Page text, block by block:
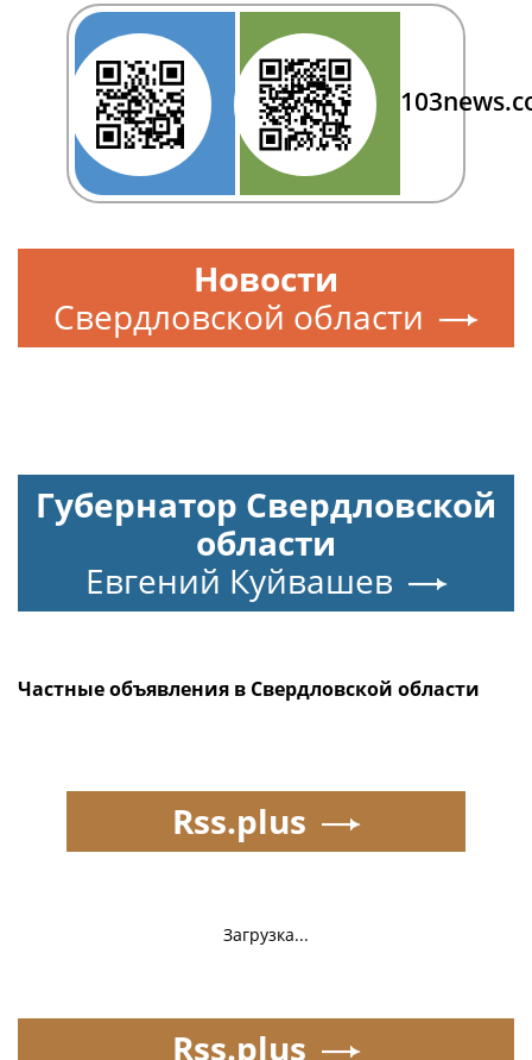
Новости
Свердловской области
Губернатор Свердловской
области
Евгений Куйвашев
Частные объявления в Свердловской области
Загрузка...
Rss.plus
Rss.plus